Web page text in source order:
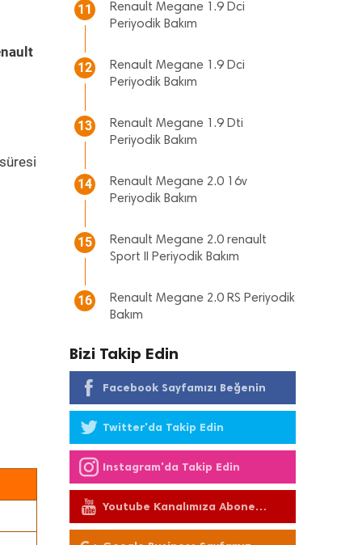
11
Renault Megane 1.9 Dci
Periyodik Bakım
12
Renault Megane 1.9 Dci
Periyodik Bakım
13
Renault Megane 1.9 Dti
Periyodik Bakım
14
Renault Megane 2.0 16v
Periyodik Bakım
15
Renault Megane 2.0 renault
Sport II Periyodik Bakım
16
Renault Megane 2.0 RS Periyodik
Bakım
Bizi Takip Edin
Facebook Sayfamızı Beğenin
Twitter'da Takip Edin
Instagram'da Takip Edin
Youtube Kanalımıza Abone
Olun